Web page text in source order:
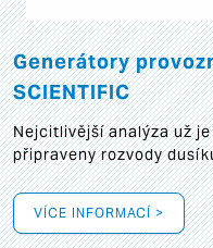
Generátory
SCIENTIFIC
Nejcitlivější analýza už
připraveny rozvody
VÍCE INFORMACÍ >